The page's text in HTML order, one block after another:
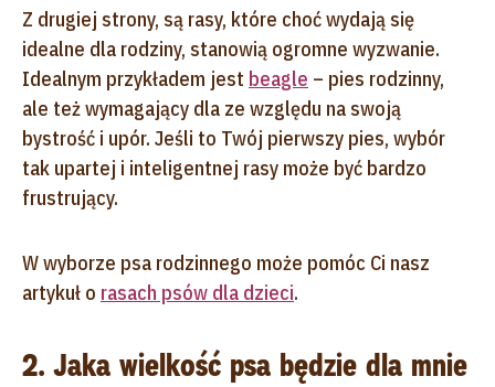
Z drugiej strony, są rasy, które choć wydają się
idealne dla rodziny, stanowią ogromne wyzwanie.
Idealnym przykładem jest beagle – pies rodzinny,
ale też wymagający dla ze względu na swoją
bystrość i upór. Jeśli to Twój pierwszy pies, wybór
tak upartej i inteligentnej rasy może być bardzo
frustrujący.
W wyborze psa rodzinnego może pomóc Ci nasz
artykuł o rasach psów dla dzieci.
2. Jaka wielkość psa będzie dla mnie